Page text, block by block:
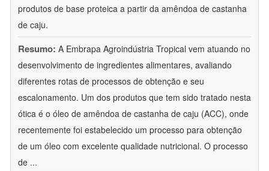
produtos de base proteica a partir da amêndoa de castanha
de caju.
Resumo: A Embrapa Agroindústria Tropical vem atuando no
desenvolvimento de ingredientes alimentares, avaliando
diferentes rotas de processos de obtenção e seu
escalonamento. Um dos produtos que tem sido tratado nesta
ótica é o óleo de amêndoa de castanha de caju (ACC), onde
recentemente foi estabelecido um processo para obtenção
de um óleo com excelente qualidade nutricional. O processo
de ...